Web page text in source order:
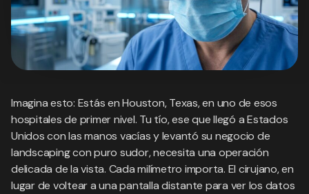
Imagina esto: Estás en Houston, Texas, en uno de esos
hospitales de primer nivel. Tu tío, ese que llegó a Estados
Unidos con las manos vacías y levantó su negocio de
landscaping con puro sudor, necesita una operación
delicada de la vista. Cada milímetro importa. El cirujano, en
lugar de voltear a una pantalla distante para ver los datos